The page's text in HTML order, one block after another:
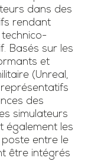
dans des
rendant
Basés sur les
et
(Unreal,
représentatifs
des
simulateurs
également les
entre le
être intégrés